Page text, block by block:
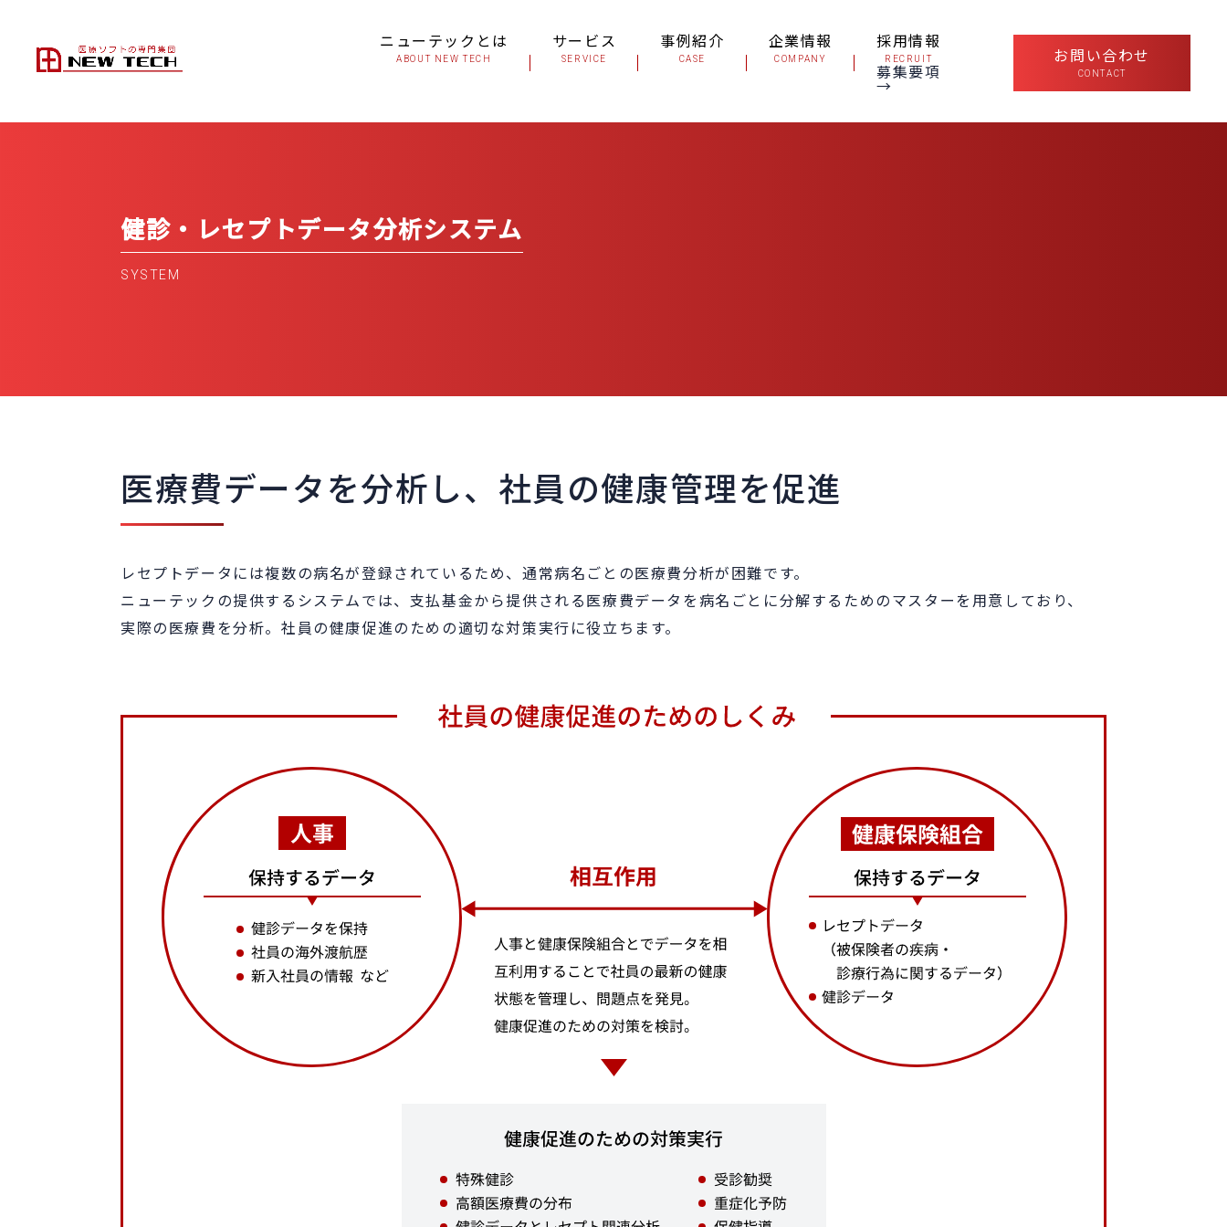
ニューテックとは
ABOUT NEW TECH
サービス
SERVICE
事例紹介
CASE
企業情報
COMPANY
採用情報
RECRUIT
募集要項
→
お問い合わせ
CONTACT
健診・レセプトデータ分析システム
SYSTEM
医療費データを分析し、社員の健康管理を促進
レセプトデータには複数の病名が登録されているため、通常病名ごとの医療費分析が困難です。
ニューテックの提供するシステムでは、支払基金から提供される医療費データを病名ごとに分解するためのマスターを用意しており、
実際の医療費を分析。社員の健康促進のための適切な対策実行に役立ちます。